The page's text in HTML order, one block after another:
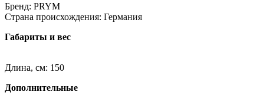
Бренд: PRYM
Страна происхождения: Германия
Габариты и вес
Длина, см: 150
Дополнительные